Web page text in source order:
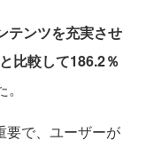
テンツを充実させ
比較して186.2％
要で、ユーザーが